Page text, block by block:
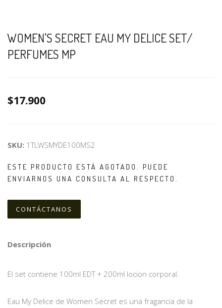
WOMEN'S SECRET EAU MY DELICE SET/
PERFUMES MP
$17.900
SKU: 1TLWSMYDE100MS2
ESTE PRODUCTO ESTÁ AGOTADO. PUEDE
ENVIARNOS UNA CONSULTA AL RESPECTO.
CONTÁCTANOS
Descripción
El set contiene 100ml EDT + 200ml locion corporal.
Eau My Delice de Women Secret es una fragancia de la